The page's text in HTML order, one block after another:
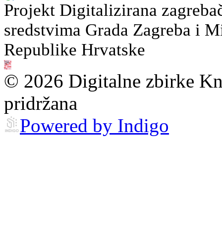
Projekt Digitalizirana
sredstvima Grada Zagreba i
Republike Hrvatske
© 2026 Digitalne zbirke
pridržana
Powered by Indigo